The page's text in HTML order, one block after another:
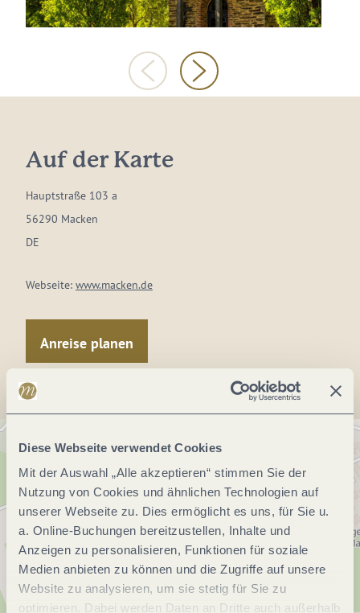
Diese Webseite verwendet Cookies
Mit der Auswahl „Alle akzeptieren“ stimmen Sie der
Nutzung von Cookies und ähnlichen Technologien auf
unserer Webseite zu. Dies ermöglicht es uns, für Sie u.
a. Online-Buchungen bereitzustellen, Inhalte und
Anzeigen zu personalisieren, Funktionen für soziale
Medien anbieten zu können und die Zugriffe auf unsere
Website zu analysieren, um sie stetig für Sie zu
optimieren. Dabei werden Daten an Dritte auch außerhalb
Auf der Karte
Hauptstraße 103 a
56290 Macken
DE
Webseite: www.macken.de
Anreise planen